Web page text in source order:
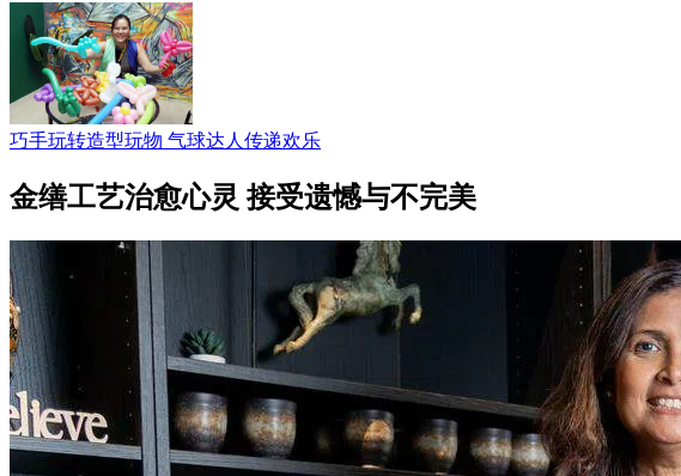
巧手玩转造型玩物 气球达人传递欢乐
金缮工艺治愈心灵 接受遗憾与不完美